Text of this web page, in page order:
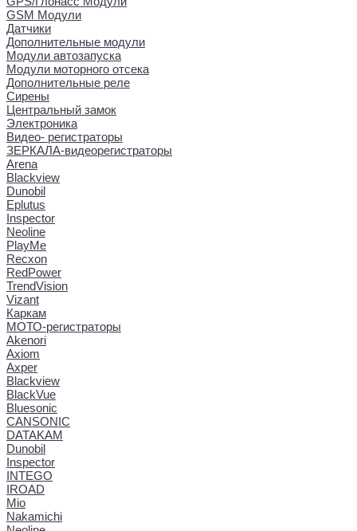
GSM Модули
Датчики
Дополнительные модули
Модули автозапуска
Модули моторного отсека
Дополнительные реле
Сирены
Центральный замок
Электроника
Видео- регистраторы
ЗЕРКАЛА-видеорегистраторы
Arena
Blackview
Dunobil
Eplutus
Inspector
Neoline
PlayMe
Recxon
RedPower
TrendVision
Vizant
Каркам
МОТО-регистраторы
Akenori
Axiom
Axper
Blackview
BlackVue
Bluesonic
CANSONIC
DATAKAM
Dunobil
Inspector
INTEGO
IROAD
Mio
Nakamichi